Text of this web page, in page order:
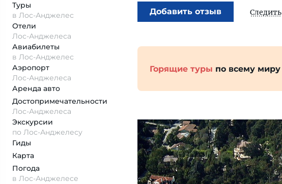
Туры
в Лос-Анджелес
Отели
Лос-Анджелеса
Авиабилеты
в Лос-Анджелес
Аэропорт
Лос-Анджелеса
Аренда авто
Достопримеча­тельности
Лос-Анджелеса
Экскурсии
по Лос-Анджелесу
Гиды
Карта
Погода
в Лос-Анджелесе
Добавить отзыв Следить
Горящие туры по всему миру